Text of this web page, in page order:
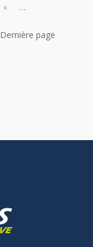
«
…
Dernière page